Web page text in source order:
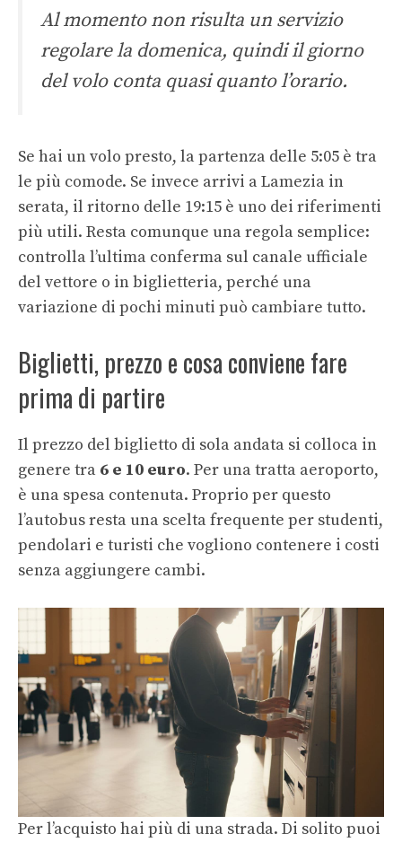
Al momento non risulta un servizio
regolare la domenica, quindi il giorno
del volo conta quasi quanto l’orario.
Se hai un volo presto, la partenza delle 5:05 è tra
le più comode. Se invece arrivi a Lamezia in
serata, il ritorno delle 19:15 è uno dei riferimenti
più utili. Resta comunque una regola semplice:
controlla l’ultima conferma sul canale ufficiale
del vettore o in biglietteria, perché una
variazione di pochi minuti può cambiare tutto.
Biglietti, prezzo e cosa conviene fare
prima di partire
Il prezzo del biglietto di sola andata si colloca in
genere tra 6 e 10 euro. Per una tratta aeroporto,
è una spesa contenuta. Proprio per questo
l’autobus resta una scelta frequente per studenti,
pendolari e turisti che vogliono contenere i costi
senza aggiungere cambi.
Per l’acquisto hai più di una strada. Di solito puoi